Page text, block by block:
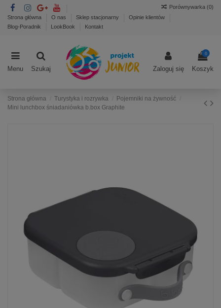
Strona główna O nas Sklep stacjonarny
Opinie klientów
Blog-Poradnik
LookBook Kontakt
Porównywarka (0)
Menu Szukaj Zaloguj się
0
Koszyk
Strona główna Turystyka i rozrywka
Pojemniki na żywność
Mini lunchbox śniadaniówka b.box Graphite